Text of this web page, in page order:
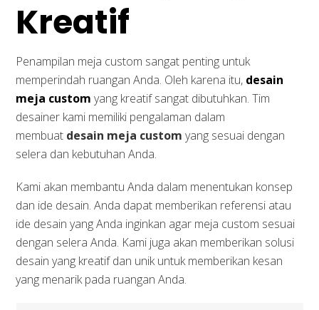
Kreatif
Penampilan meja custom sangat penting untuk
memperindah ruangan Anda. Oleh karena itu, desain
meja custom yang kreatif sangat dibutuhkan. Tim
desainer kami memiliki pengalaman dalam
membuat desain meja custom yang sesuai dengan
selera dan kebutuhan Anda.
Kami akan membantu Anda dalam menentukan konsep
dan ide desain. Anda dapat memberikan referensi atau
ide desain yang Anda inginkan agar meja custom sesuai
dengan selera Anda. Kami juga akan memberikan solusi
desain yang kreatif dan unik untuk memberikan kesan
yang menarik pada ruangan Anda.